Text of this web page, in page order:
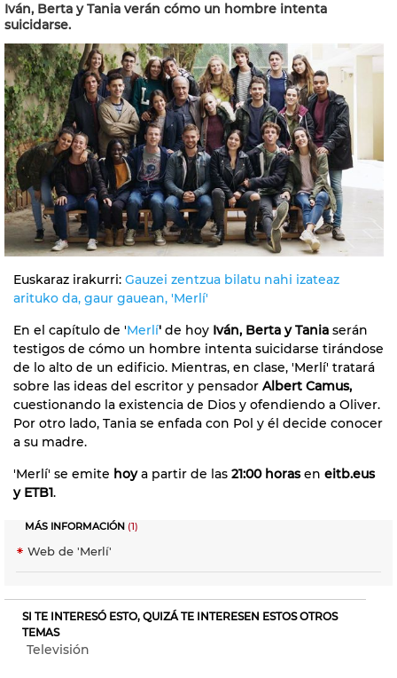
Iván, Berta y Tania verán cómo un hombre intenta
suicidarse.
Euskaraz irakurri: Gauzei zentzua bilatu nahi izateaz
arituko da, gaur gauean, 'Merlí'
En el capítulo de 'Merlí' de hoy Iván, Berta y Tania serán
testigos de cómo un hombre intenta suicidarse tirándose
de lo alto de un edificio. Mientras, en clase, 'Merlí' tratará
sobre las ideas del escritor y pensador Albert Camus,
cuestionando la existencia de Dios y ofendiendo a Oliver.
Por otro lado, Tania se enfada con Pol y él decide conocer
a su madre.
'Merlí' se emite hoya partir de las 21:00 horasen eitb.eus
y ETB1.
MÁS INFORMACIÓN (1)
Web de 'Merlí'
SI TE INTERESÓ ESTO, QUIZÁ TE INTERESEN ESTOS OTROS
TEMAS
Televisión